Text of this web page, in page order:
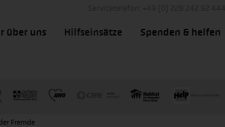
über uns Hilfseinsätze Spenden & helfen
Fremde